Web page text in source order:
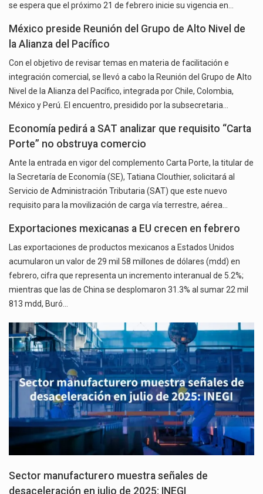
se espera que el próximo 21 de febrero inicie su vigencia en…
México preside Reunión del Grupo de Alto Nivel de
la Alianza del Pacífico
Con el objetivo de revisar temas en materia de facilitación e
integración comercial, se llevó a cabo la Reunión del Grupo de Alto
Nivel de la Alianza del Pacífico, integrada por Chile, Colombia,
México y Perú. El encuentro, presidido por la subsecretaria…
Economía pedirá a SAT analizar que requisito “Carta
Porte” no obstruya comercio
Ante la entrada en vigor del complemento Carta Porte, la titular de
la Secretaría de Economía (SE), Tatiana Clouthier, solicitará al
Servicio de Administración Tributaria (SAT) que este nuevo
requisito para la movilización de carga vía terrestre, aérea…
Exportaciones mexicanas a EU crecen en febrero
Las exportaciones de productos mexicanos a Estados Unidos
acumularon un valor de 29 mil 58 millones de dólares (mdd) en
febrero, cifra que representa un incremento interanual de 5.2%;
mientras que las de China se desplomaron 31.3% al sumar 22 mil
813 mdd, Buró…
Sector manufacturero muestra señales de
desaceleración en julio de 2025: INEGI